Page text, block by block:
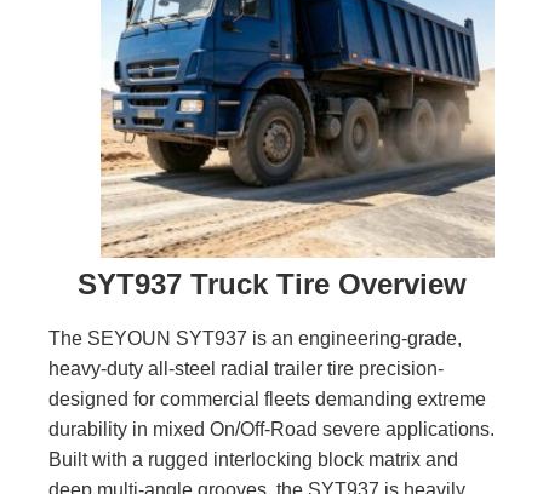
SYT937 Truck Tire Overview
The SEYOUN SYT937 is an engineering-grade,
heavy-duty all-steel radial trailer tire precision-
designed for commercial fleets demanding extreme
durability in mixed On/Off-Road severe applications.
Built with a rugged interlocking block matrix and